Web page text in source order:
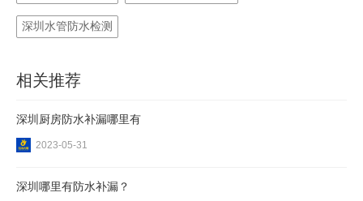
深圳水管防水检测
相关推荐
深圳厨房防水补漏哪里有
2023-05-31
深圳哪里有防水补漏？